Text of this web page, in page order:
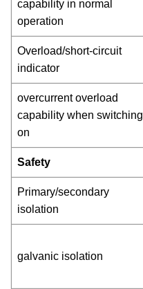
capability in normal
operation
Overload/short-circuit
indicator
overcurrent overload
capability when switching
on
Safety
Primary/secondary
isolation
galvanic isolation